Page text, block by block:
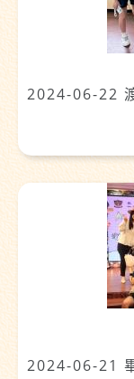
2024-06-22
2024-06-21